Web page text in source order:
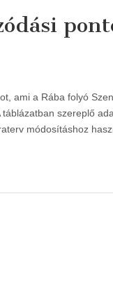
ami a Rába folyó
szereplő
módosításhoz